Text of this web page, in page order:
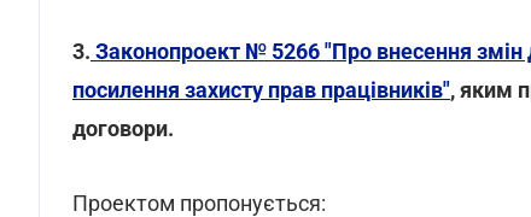
3. Законопроект № 5266 "Про внесення змін
посилення захисту прав працівників", яким
договори.
Проектом пропонується: